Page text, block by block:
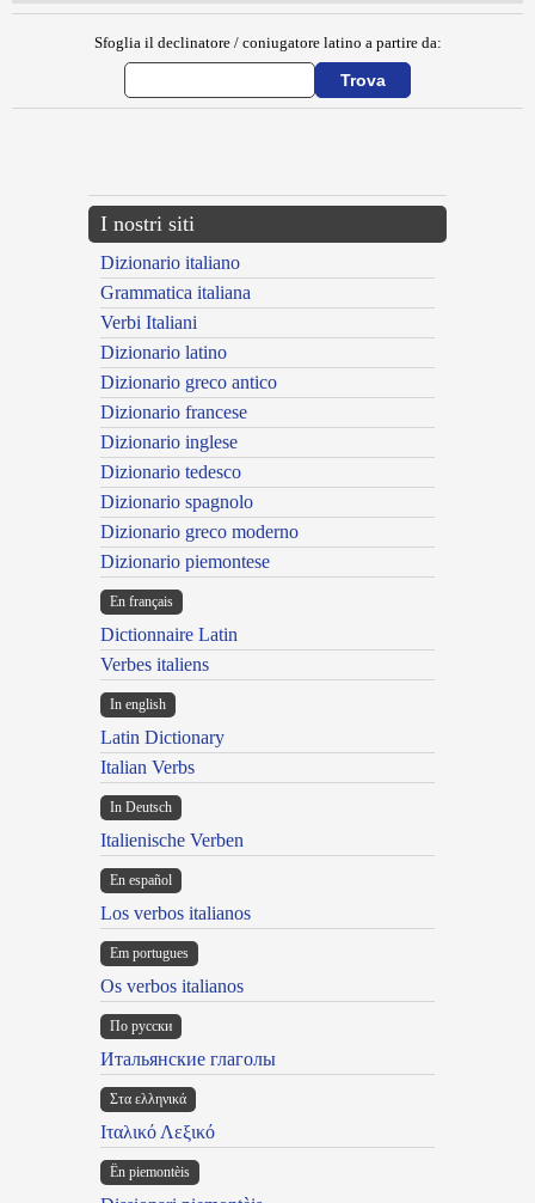
Sfoglia il declinatore / coniugatore latino a partire da:
I nostri siti
Dizionario italiano
Grammatica italiana
Verbi Italiani
Dizionario latino
Dizionario greco antico
Dizionario francese
Dizionario inglese
Dizionario tedesco
Dizionario spagnolo
Dizionario greco moderno
Dizionario piemontese
En français
Dictionnaire Latin
Verbes italiens
In english
Latin Dictionary
Italian Verbs
In Deutsch
Italienische Verben
En español
Los verbos italianos
Em portugues
Os verbos italianos
По русски
Итальянские глаголы
Στα ελληνικά
Ιταλικό Λεξικό
Ën piemontèis